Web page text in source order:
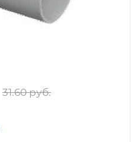
31.60руб.